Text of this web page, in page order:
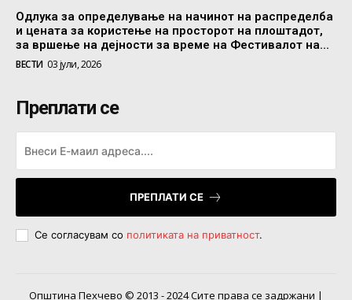
Одлука за определување на начинот на распределба
и цената за користење на просторот на плоштадот,
за вршење на дејности за време на Фестивалот на...
ВЕСТИ 03 јули, 2026
Преплати се
ПРЕПЛАТИ СЕ
Се согласувам со политиката на приватност.
Општина Пехчево © 2013 - 2024 Сите права се задржани |